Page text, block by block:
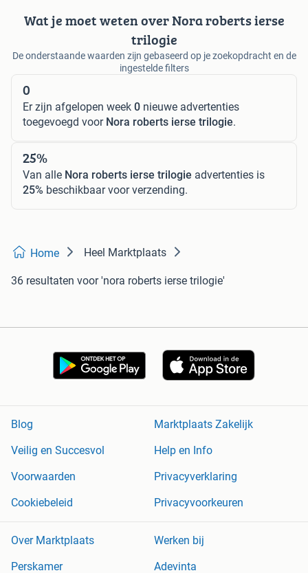
Wat je moet weten over Nora roberts ierse
trilogie
De onderstaande waarden zijn gebaseerd op je zoekopdracht en de
ingestelde filters
0
Er zijn afgelopen week 0 nieuwe advertenties
toegevoegd voor Nora roberts ierse trilogie.
25%
Van alle Nora roberts ierse trilogie advertenties is
25% beschikbaar voor verzending.
Home Heel Marktplaats
36 resultaten voor 'nora roberts ierse trilogie'
Blog
Marktplaats Zakelijk
Veilig en Succesvol
Help en Info
Voorwaarden
Privacyverklaring
Cookiebeleid
Privacyvoorkeuren
Over Marktplaats
Werken bij
Perskamer
Adevinta